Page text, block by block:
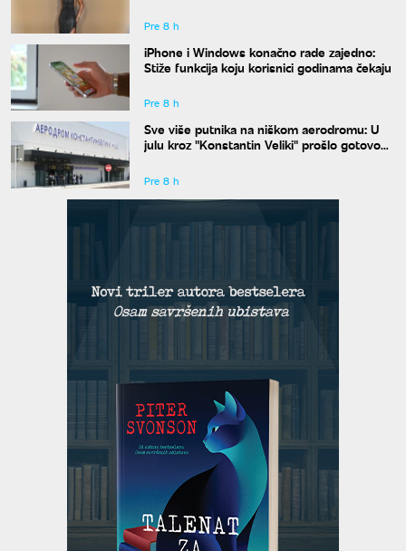
Pre 8 h
iPhone i Windows konačno rade zajedno:
Stiže funkcija koju korisnici godinama čekaju
Pre 8 h
Sve više putnika na niškom aerodromu: U
julu kroz "Konstantin Veliki" prošlo gotovo
Pre 8 h